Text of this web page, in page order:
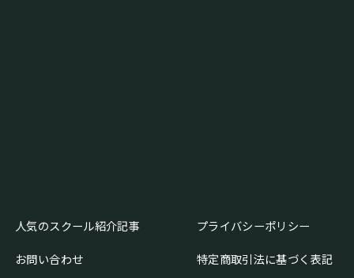
人気のスクール紹介記事
お問い合わせ
プライバシーポリシー
特定商取引法に基づく表記